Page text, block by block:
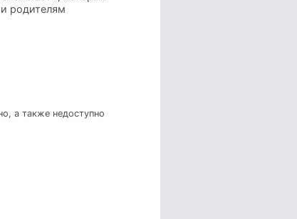
родителям
а также недоступно